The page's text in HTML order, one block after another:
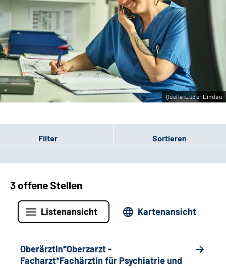
Sozialdienste & Zuweisende
Suche
Leichte Sprache
Gebärdensprache
Quelle:Lüder Lindau
Filter Sortieren
3 offene Stellen
Listenansicht Kartenansicht
Oberärztin*Oberzarzt -
Facharzt*Fachärztin für Psychiatrie und